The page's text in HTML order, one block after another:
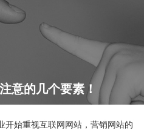
意的几个要素！
开始重视互联网网站，营销网站的